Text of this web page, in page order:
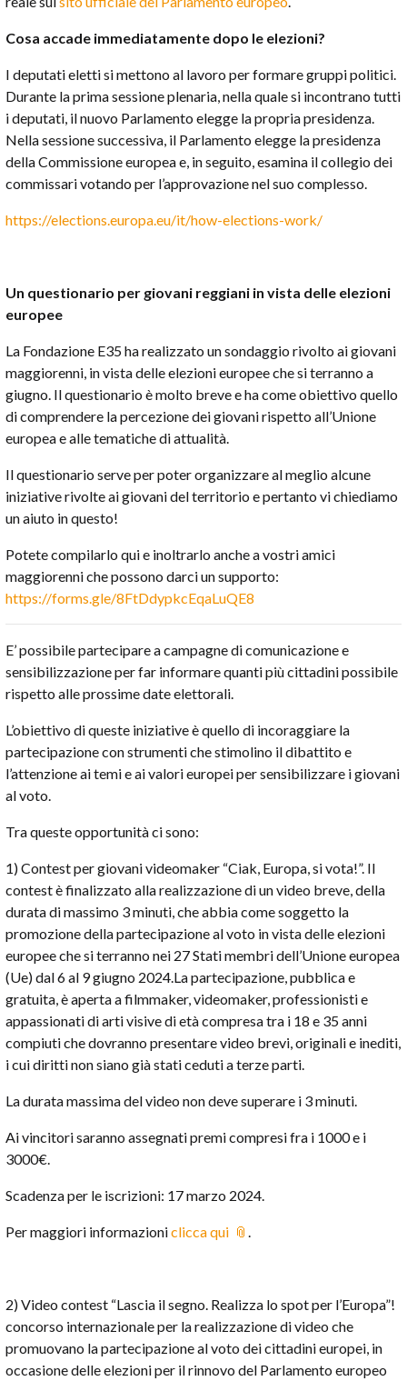
Cosa accade immediatamente dopo le elezioni?
I deputati eletti si mettono al lavoro per formare gruppi politici.
Durante la prima sessione plenaria, nella quale si incontrano tutti
i deputati, il nuovo Parlamento elegge la propria presidenza.
Nella sessione successiva, il Parlamento elegge la presidenza
della Commissione europea e, in seguito, esamina il collegio dei
commissari votando per l’approvazione nel suo complesso.
https://elections.europa.eu/it/how-elections-work/
Un questionario per giovani reggiani in vista delle elezioni
europee
La Fondazione E35 ha realizzato un sondaggio rivolto ai giovani
maggiorenni, in vista delle elezioni europee che si terranno a
giugno. Il questionario è molto breve e ha come obiettivo quello
di comprendere la percezione dei giovani rispetto all’Unione
europea e alle tematiche di attualità.
Il questionario serve per poter organizzare al meglio alcune
iniziative rivolte ai giovani del territorio e pertanto vi chiediamo
un aiuto in questo!
Potete compilarlo qui e inoltrarlo anche a vostri amici
maggiorenni che possono darci un supporto:
https://forms.gle/8FtDdypkcEqaLuQE8
E’ possibile partecipare a campagne di comunicazione e
sensibilizzazione per far informare quanti più cittadini possibile
rispetto alle prossime date elettorali.
L’obiettivo di queste iniziative è quello di incoraggiare la
partecipazione con strumenti che stimolino il dibattito e
l’attenzione ai temi e ai valori europei per sensibilizzare i giovani
al voto.
Tra queste opportunità ci sono:
1) Contest per giovani videomaker “Ciak, Europa, si vota!”. Il
contest è finalizzato alla realizzazione di un video breve, della
durata di massimo 3 minuti, che abbia come soggetto la
promozione della partecipazione al voto in vista delle elezioni
europee che si terranno nei 27 Stati membri dell’Unione europea
(Ue) dal 6 al 9 giugno 2024.La partecipazione, pubblica e
gratuita, è aperta a filmmaker, videomaker, professionisti e
appassionati di arti visive di età compresa tra i 18 e 35 anni
compiuti che dovranno presentare video brevi, originali e inediti,
i cui diritti non siano già stati ceduti a terze parti.
La durata massima del video non deve superare i 3 minuti.
Ai vincitori saranno assegnati premi compresi fra i 1000 e i
3000€.
Scadenza per le iscrizioni: 17 marzo 2024.
Per maggiori informazioniclicca qui .
2) Video contest “Lascia il segno. Realizza lo spot per l’Europa”!
concorso internazionale per la realizzazione di video che
promuovano la partecipazione al voto dei cittadini europei, in
occasione delle elezioni per il rinnovo del Parlamento europeo